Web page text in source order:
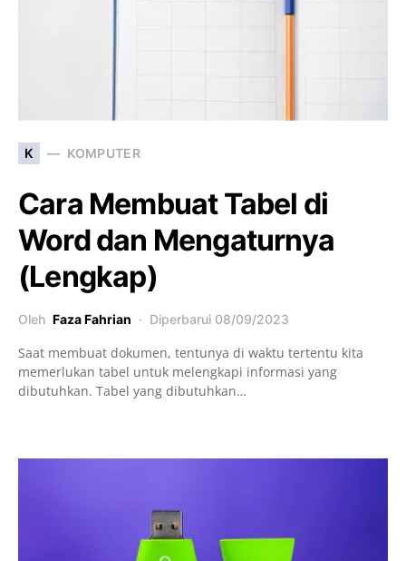
K KOMPUTER
Cara Membuat Tabel di
Word dan Mengaturnya
(Lengkap)
Oleh Faza Fahrian Diperbarui 08/09/2023
Saat membuat dokumen, tentunya di waktu tertentu kita
memerlukan tabel untuk melengkapi informasi yang
dibutuhkan. Tabel yang dibutuhkan…